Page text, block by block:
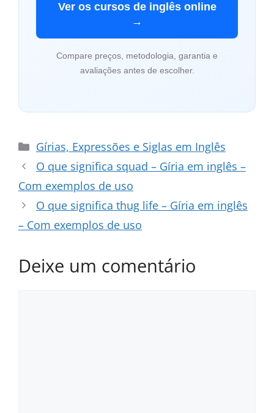
Ver os cursos de inglês online
→
Compare preços, metodologia, garantia e
avaliações antes de escolher.
Categorias
Gírias, Expressões e Siglas em Inglês
O que significa squad – Gíria em inglês –
Com exemplos de uso
O que significa thug life – Gíria em inglês
– Com exemplos de uso
Deixe um comentário